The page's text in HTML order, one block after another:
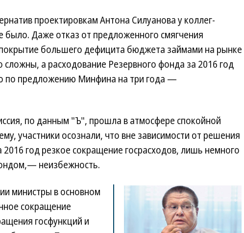
проектировкам Антона Силуанова у коллег-
было. Даже отказ от предложенного смягчения
большего дефицита бюджета займами на рынке
а расходование Резервного фонда за 2016 год
по предложению Минфина на три года —
по данным "Ъ", прошла в атмосфере спокойной
участники осознали, что вне зависимости от решения
год резкое сокращение госрасходов, лишь немного
неизбежность.
министры в основном
сокращение
госфункций и